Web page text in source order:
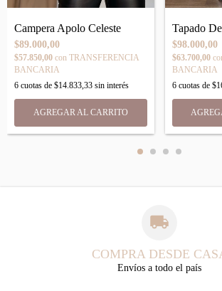
Campera Apolo Celeste
$89.000,00
$57.850,00 con TRANSFERENCIA
BANCARIA
6 cuotas de $14.833,33 sin interés
AGREGAR AL CARRITO
$98.000,00
$63.700,00
BANCARIA
6cuotas de
COMPRA DESDE
Envíos a todo el país